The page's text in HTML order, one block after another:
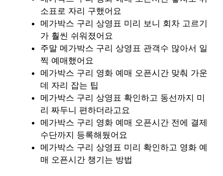
소표로 자리 구했어요
메가박스 구리 상영표 미리 보니 회차 고르기
가 훨씬 쉬워졌어요
주말 메가박스 구리 상영표 관객수 많아서 일
찍 예매했어요
메가박스 구리 영화 예매 오픈시간 맞춰 가운
데 자리 잡는 팁
메가박스 구리 상영표 확인하고 동선까지 미
리 짜두니 편하더라고요
메가박스 구리 영화 예매 오픈시간 전에 결제
수단까지 등록해뒀어요
메가박스 구리 상영표 미리 확인하고 영화 예
매 오픈시간 챙기는 방법